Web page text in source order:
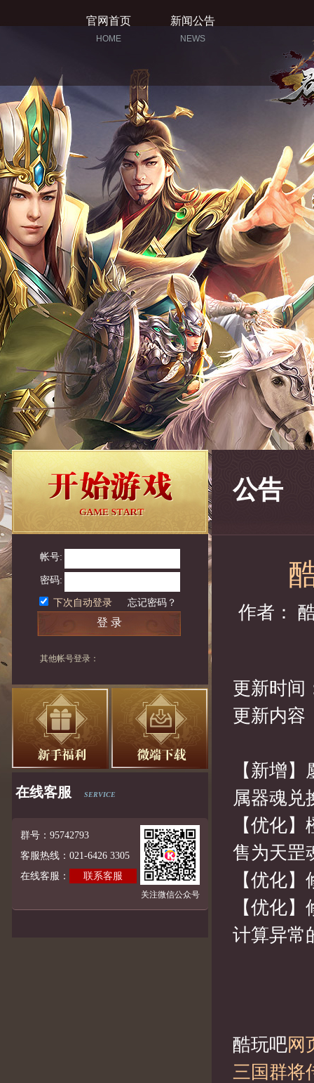
官网首页
HOME
新闻公告
NEWS
帐号:
密码:
下次自动登录 忘记密码？
登 录
其他帐号登录：
在线客服 SERVICE
群号：95742793
客服热线：021-6426 3305
在线客服：
联系客服
关注微信公众号
公告
作者：
更新时间
更新内容
【新增
属器魂兑
【优化
售为天罡
【优化
【优化
计算异常
酷玩吧网
三国群将